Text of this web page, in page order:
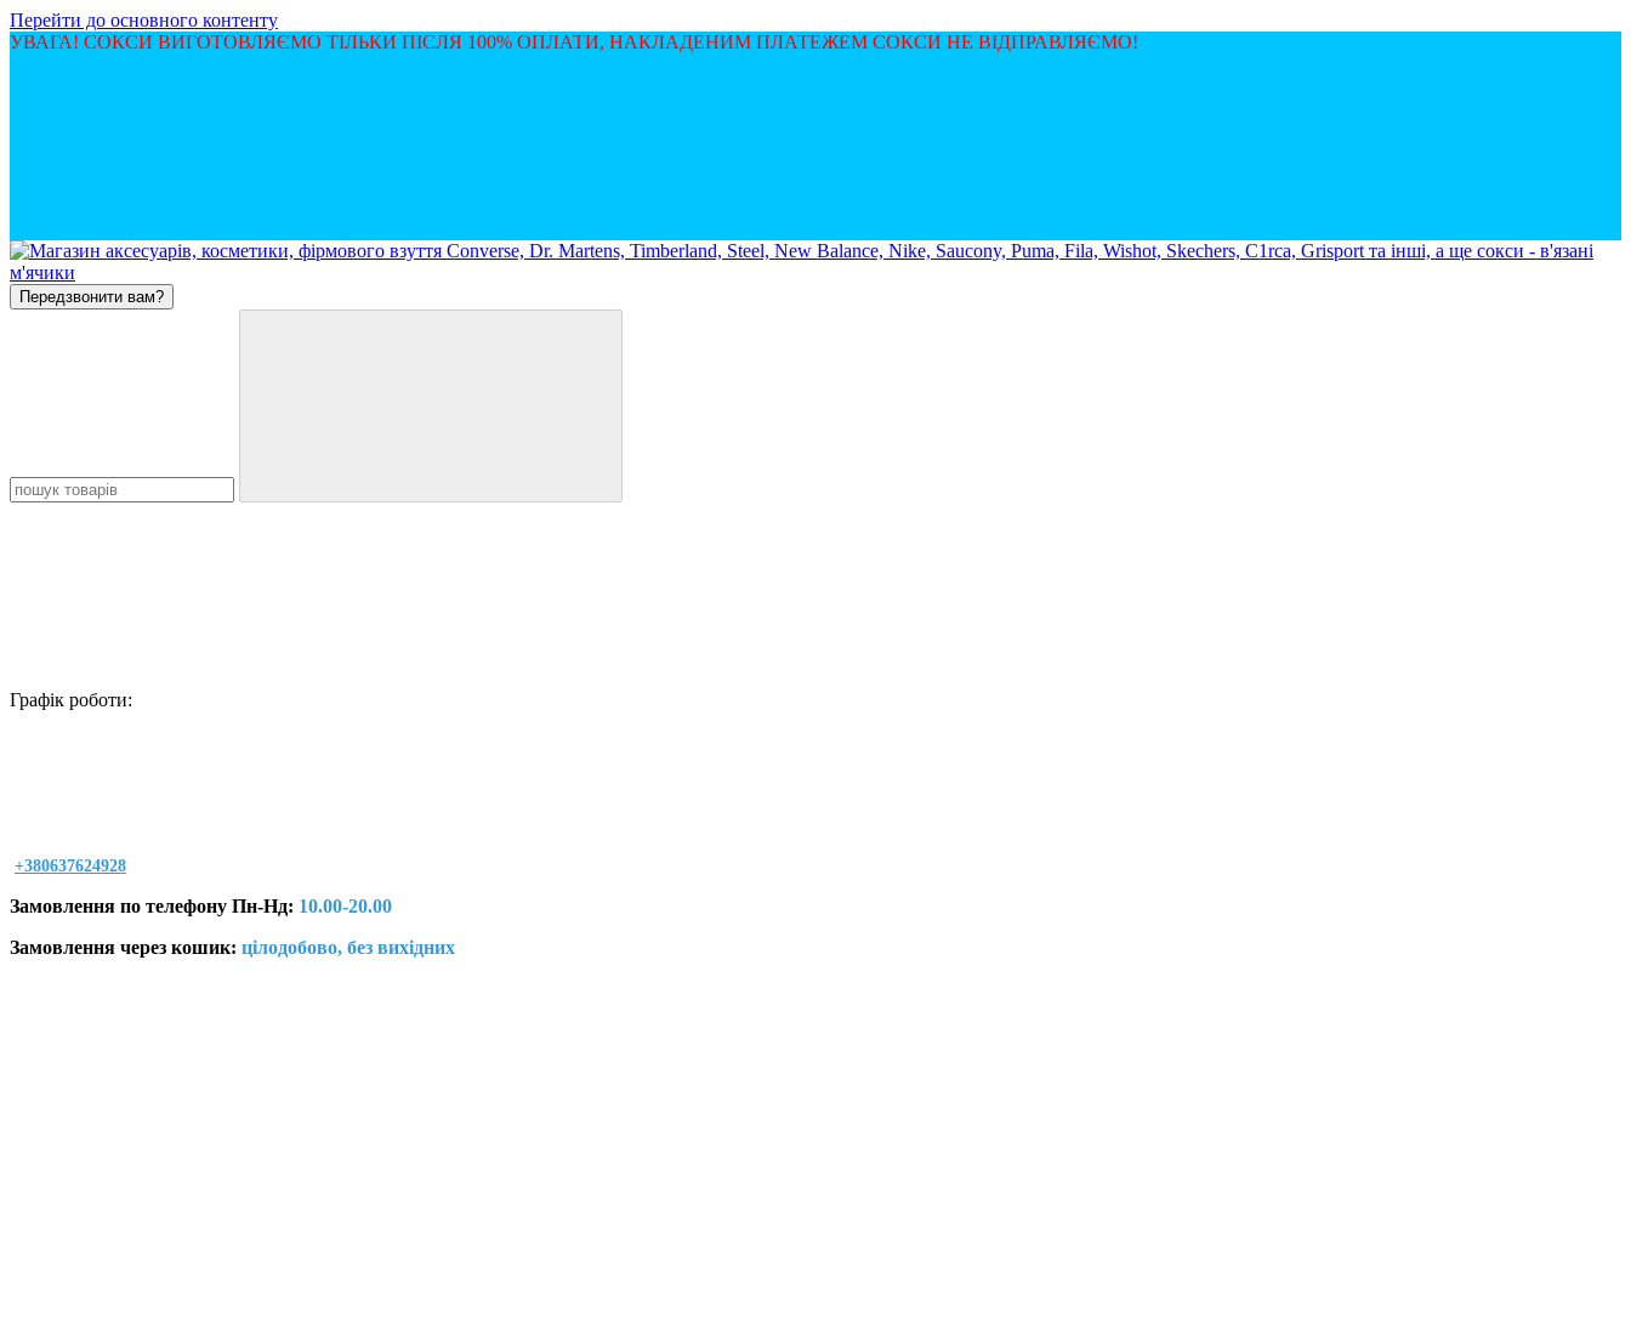
Перейти до основного контенту
УВАГА! СОКСИ ВИГОТОВЛЯЄМО ТІЛЬКИ ПІСЛЯ 100% ОПЛАТИ, НАКЛАДЕНИМ ПЛАТЕЖЕМ СОКСИ НЕ ВІДПРАВЛЯЄМО!
Передзвонити вам?
Графік роботи:
+380637624928
Замовлення по телефону Пн-Нд: 10.00-20.00
Замовлення через кошик: цілодобово, без вихідних